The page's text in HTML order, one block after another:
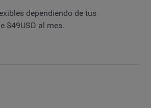
dependiendo de tus
$49USD al mes.